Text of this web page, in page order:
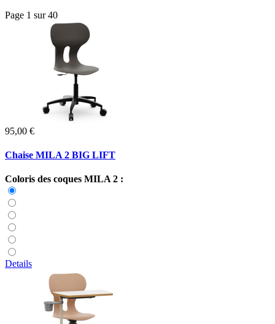
Page 1 sur 40
95,00 €
Chaise MILA 2 BIG LIFT
Coloris des coques MILA 2 :
Details